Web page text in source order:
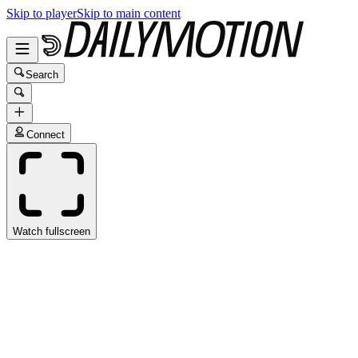
Skip to playerSkip to main content
Search
Connect
Watch fullscreen